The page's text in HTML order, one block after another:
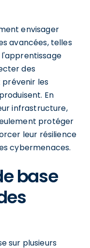
envisager
avancées, telles
des
les
En
infrastructure,
protéger
leur résilience
cybermenaces.
base
sur plusieurs